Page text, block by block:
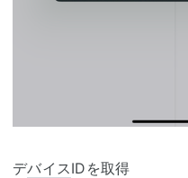
デバイス IDを取得